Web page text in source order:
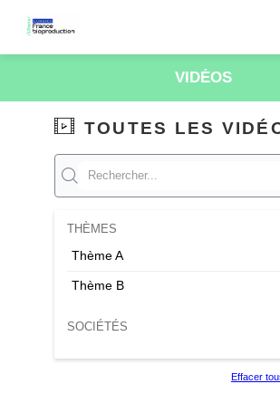
VIDÉOS
TOUTES LES
THÈMES
Thème A
Thème B
SOCIÉTÉS
Effacer